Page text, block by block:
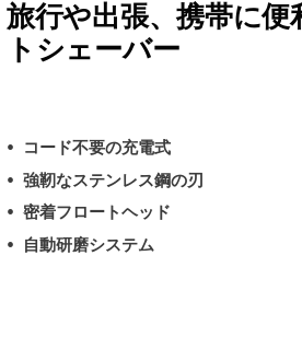
旅行や出張、携帯に便
トシェーバー
コード不要の充電式
強靭なステンレス鋼の刃
密着フロートヘッド
自動研磨システム